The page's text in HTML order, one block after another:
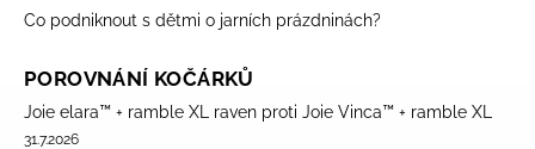
Co podniknout s dětmi o jarních prázdninách?
POROVNÁNÍ KOČÁRKŮ
Joie elara™ + ramble XL raven proti Joie Vinca™ + ramble XL
31.7.2026